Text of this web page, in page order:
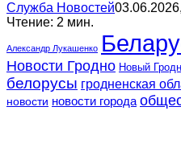
Служба Новостей
Чтение: 2 мин.
Александр Лукашенко
Новости Гродно Новый
белорусы гродненская
новости новости города